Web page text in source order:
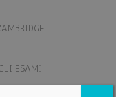
ESAMI